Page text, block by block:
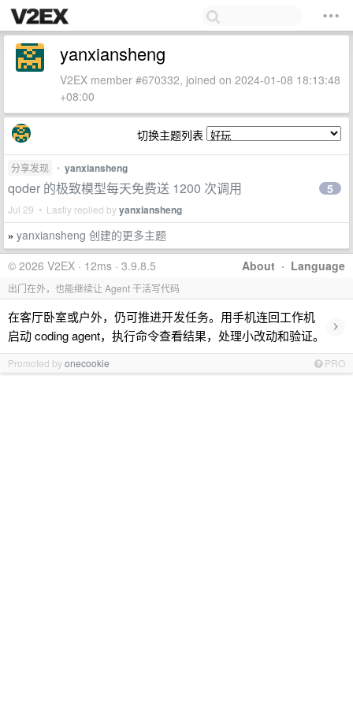
yanxiansheng
V2EX member #670332, joined on 2024-01-08 18:13:48
+08:00
切换主题列表
分享发现 • yanxiansheng
qoder 的极致模型每天免费送 1200 次调用
Jul 29 • Lastly replied byyanxiansheng
5
» yanxiansheng 创建的更多主题
About · Language
© 2026 V2EX · 12ms · 3.9.8.5
出门在外，也能继续让 Agent 干活写代码
在客厅卧室或户外，仍可推进开发任务。用手机连回工作机
启动 coding agent，执行命令查看结果，处理小改动和验证。
›
Promoted byonecookie PRO